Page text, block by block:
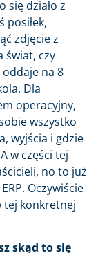
się działo z
posiłek,
zdjęcie z
świat, czy
na 8
Dla
operacyjny,
wszystko
wyjścia i gdzie
w części tej
no to już
Oczywiście
tej konkretnej
skąd to się